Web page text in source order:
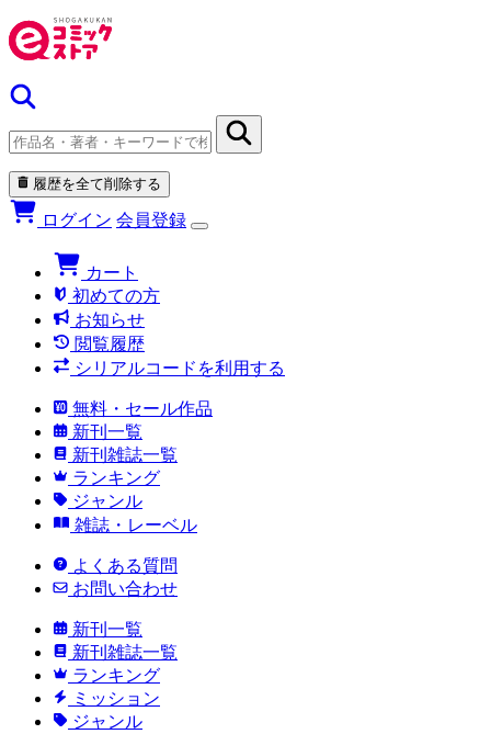
履歴を全て削除する
ログイン 会員登録
カート
初めての方
お知らせ
閲覧履歴
シリアルコードを利用する
無料・セール作品
新刊一覧
新刊雑誌一覧
ランキング
ジャンル
雑誌・レーベル
よくある質問
お問い合わせ
新刊一覧
新刊雑誌一覧
ランキング
ミッション
ジャンル